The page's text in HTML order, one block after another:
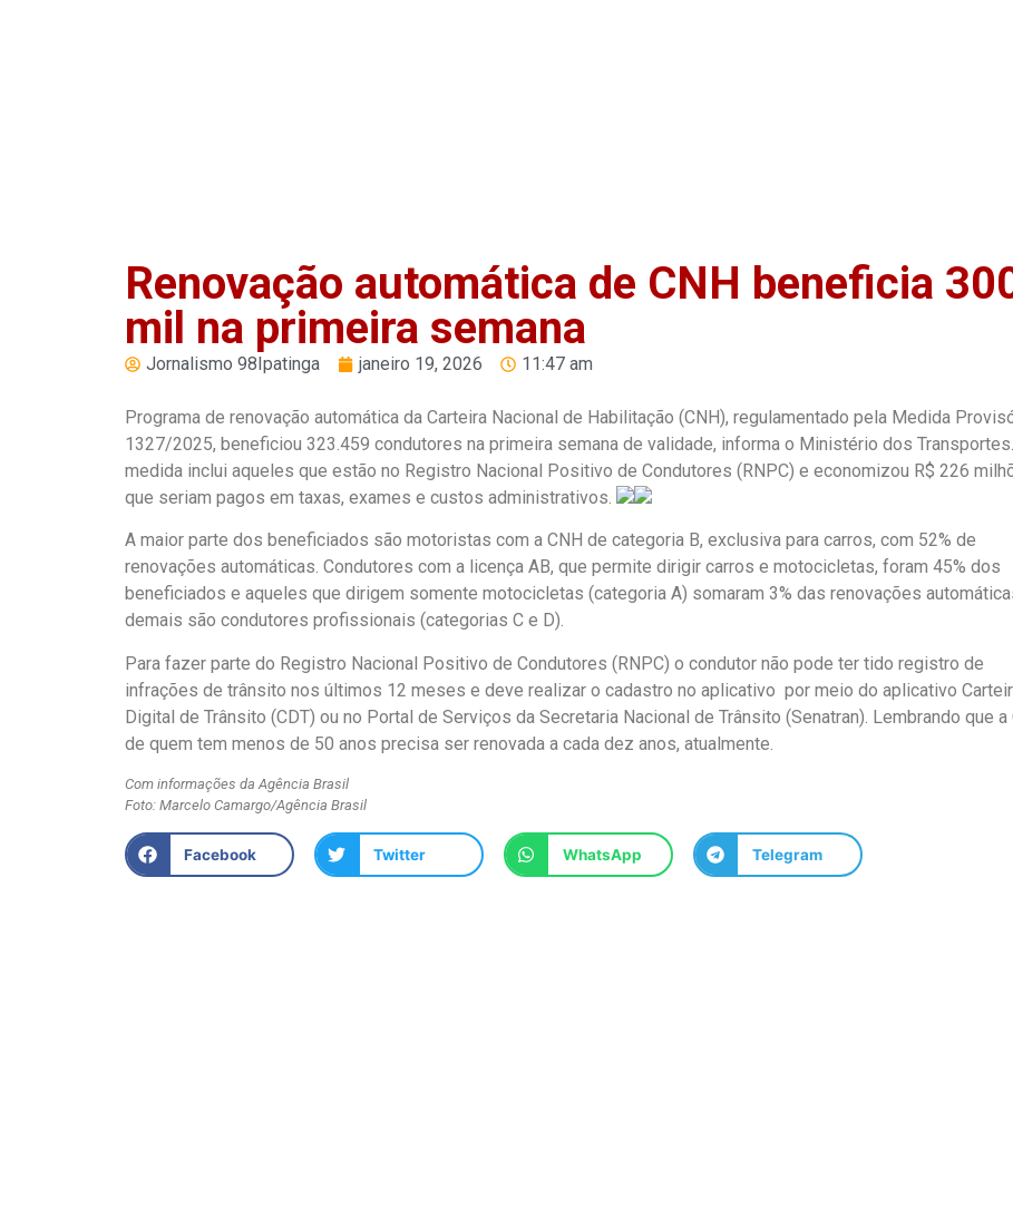
Renovação automática de CNH beneficia
mil na primeira semana
Jornalismo 98Ipatinga janeiro 19, 2026 11:47 am
Programa de renovação automática da Carteira Nacional de Habilitação (CNH), regulamentado pela Medida
1327/2025, beneficiou 323.459 condutores na primeira semana de validade, informa o Ministério dos
medida inclui aqueles que estão no Registro Nacional Positivo de Condutores (RNPC) e economizou R$ 226
que seriam pagos em taxas, exames e custos administrativos.
A maior parte dos beneficiados são motoristas com a CNH de categoria B, exclusiva para carros, com 52% de
renovações automáticas. Condutores com a licença AB, que permite dirigir carros e motocicletas, foram 45% dos
beneficiados e aqueles que dirigem somente motocicletas (categoria A) somaram 3% das renovações
demais são condutores profissionais (categorias C e D).
Para fazer parte do Registro Nacional Positivo de Condutores (RNPC) o condutor não pode ter tido registro de
infrações de trânsito nos últimos 12 meses e deve realizar o cadastro no aplicativo por meio do aplicativo
Digital de Trânsito (CDT) ou no Portal de Serviços da Secretaria Nacional de Trânsito (Senatran). Lembrando que a
de quem tem menos de 50 anos precisa ser renovada a cada dez anos, atualmente.
Com informações da Agência Brasil
Foto: Marcelo Camargo/Agência Brasil
Facebook Twitter WhatsApp Telegram